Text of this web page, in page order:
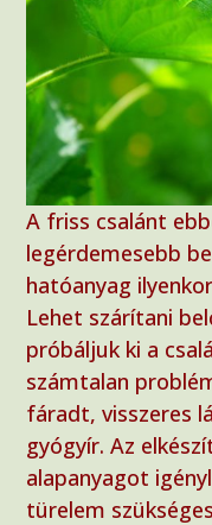
A friss csalánt
legérdemesebb
hatóanyag
Lehet szárítani
próbáljuk ki a
számtalan
fáradt, visszeres
gyógyír. Az
alapanyagot
türelem